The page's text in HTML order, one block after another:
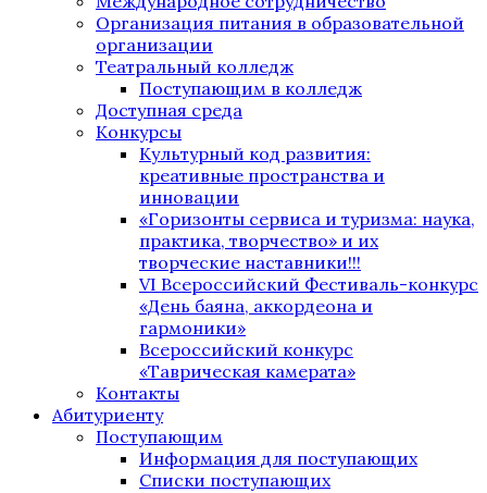
Организация питания в образовательной
организации
Театральный колледж
Поступающим в колледж
Доступная среда
Конкурсы
Культурный код развития:
креативные пространства и
инновации
«Горизонты сервиса и туризма: наука,
практика, творчество» и их
творческие наставники!!!
VI Всероссийский Фестиваль-конкурс
«День баяна, аккордеона и
гармоники»
Всероссийский конкурс
«Таврическая камерата»
Контакты
Абитуриенту
Поступающим
Информация для поступающих
Списки поступающих